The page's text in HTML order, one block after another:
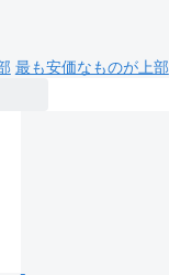
最も安価なものが上部